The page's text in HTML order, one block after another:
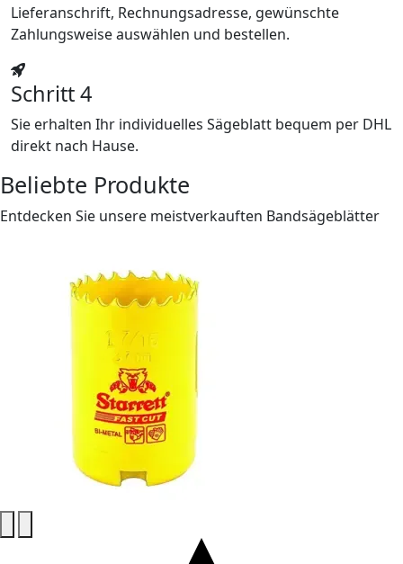
Lieferanschrift, Rechnungsadresse, gewünschte
Zahlungsweise auswählen und bestellen.
Schritt 4
Sie erhalten Ihr individuelles Sägeblatt bequem per DHL
direkt nach Hause.
Beliebte Produkte
Entdecken Sie unsere meistverkauften Bandsägeblätter